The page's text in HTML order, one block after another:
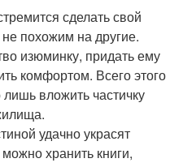
сделать свой
похожим на другие.
изюминку, придать ему
комфортом. Всего этого
вложить частичку
удачно украсят
хранить книги,